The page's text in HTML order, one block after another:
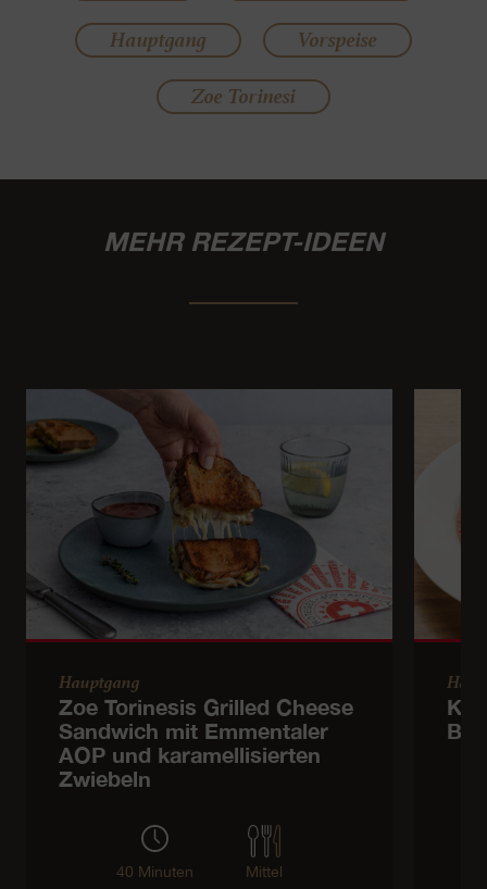
Hauptgang
Vorspeise
Zoe Torinesi
MEHR REZEPT-IDEEN
Hauptgang
Zoe Torinesis Grilled Cheese
Sandwich mit Emmentaler
AOP und karamellisierten
Zwiebeln
40 Minuten Mittel